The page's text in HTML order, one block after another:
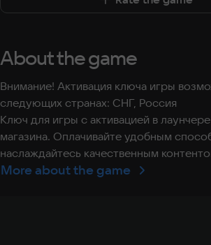
About the game
Внимание! Активация ключа игры
следующих странах: СНГ, Россия
Ключ для игры с активацией в
магазина. Оплачивайте удобным
наслаждайтесь качественным
More about the game